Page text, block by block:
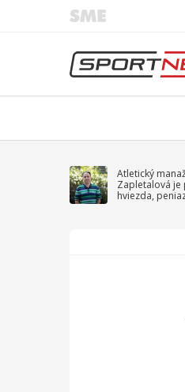
Atletický
Zapletalová je
hviezda,